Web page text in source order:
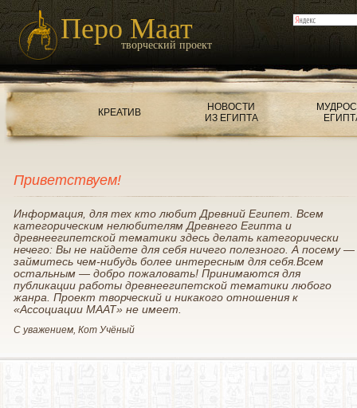
Перо Маат
творческий проект
КРЕАТИВ
НОВОСТИ
ИЗ ЕГИПТА
Приветствуем!
Информация, для тех кто любит Древний Египет. Всем
категорическим нелюбителям Древнего Египта и
древнеегипетской тематики здесь делать категорически
нечего: Вы не найдете для себя ничего полезного. А посему —
займитесь чем-нибудь более интересным для себя.Всем
остальным — добро пожаловать! Принимаются для
публикации работы древнеегипетской тематики любого
жанра. Проект творческий и никакого отношения к
«Ассоциации МААТ» не имеет.
С уважением, Кот Учёный